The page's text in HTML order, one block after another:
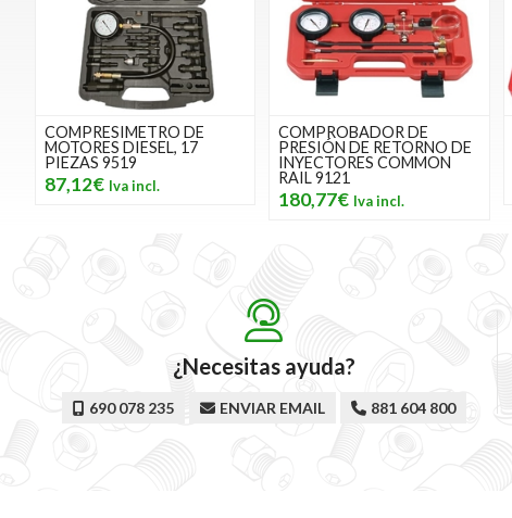
COMPRESIMETRO DE
MOTORES DIESEL, 17
PIEZAS 9519
87,12€
COMPROBADOR DE
PRESIÓN DE RETORNO DE
INYECTORES COMMON
RAIL 9121
180,77€
¿Necesitas ayuda?
690 078 235 ENVIAR EMAIL 881 604 800